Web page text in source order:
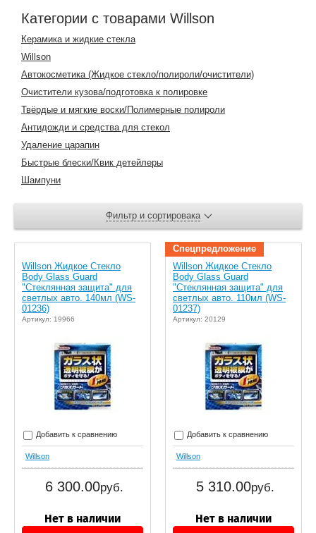
Категории с товарами Willson
Керамика и жидкие стекла
Willson
Автокосметика (Жидкое стекло/полироли/очистители)
Очистители кузова/подготовка к полировке
Твёрдые и мягкие воски/Полимерные полироли
Антидожди и средства для стекол
Удаление царапин
Быстрые блески/Квик детейлеры
Шампуни
Willson Жидкое Стекло
Body Glass Guard
"Стеклянная защита" для
светлых авто. 140мл (WS-
01236)
Артикул: 19966
Добавить к сравнению
Willson
6 300.00руб.
Спецпредложение
Willson Жидкое Стекло
Body Glass Guard
"Стеклянная защита" для
светлых авто. 110мл (WS-
01237)
Артикул: 20129
Добавить к сравнению
Willson
5 310.00руб.